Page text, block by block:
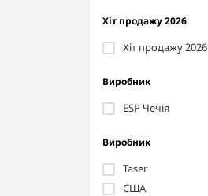
Хіт продажу 2026
Хіт продажу 2026
Виробник
ESP Чечія
Виробник
Taser
США